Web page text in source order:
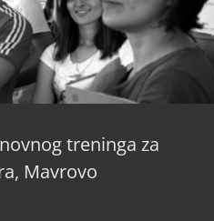
treninga za
Mavrovo